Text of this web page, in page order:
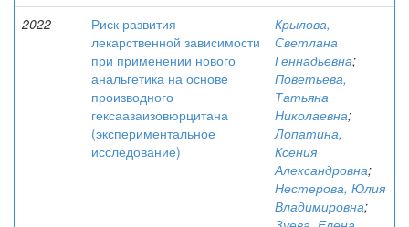
2022
Риск развития
лекарственной зависимости
при применении нового
анальгетика на основе
производного
гексаазаизовюрцитана
(экспериментальное
исследование)
Крылова,
Светлана
Геннадьевна;
Поветьева,
Татьяна
Николаевна;
Лопатина,
Ксения
Александровна;
Нестерова, Юлия
Владимировна;